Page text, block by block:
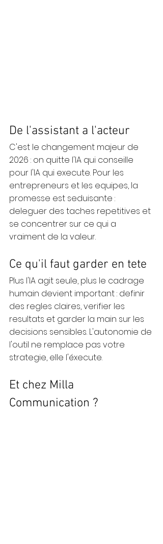
De l'assistant a l'acteur
C'est le changement majeur de
2026 : on quitte l'IA qui conseille
pour l'IA qui execute. Pour les
entrepreneurs et les equipes, la
promesse est seduisante :
deleguer des taches repetitives et
se concentrer sur ce qui a
vraiment de la valeur.
Ce qu'il faut garder en tete
Plus l'IA agit seule, plus le cadrage
humain devient important : definir
des regles claires, verifier les
resultats et garder la main sur les
decisions sensibles. L'autonomie de
l'outil ne remplace pas votre
strategie, elle l'éxecute.
Et chez Milla
Communication ?